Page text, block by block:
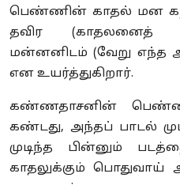
பெண்ணின் காதல் மன
தவிர (காதலனைத்
மன்னனிடம் (வேறு எந்த
என உயர்த்துகிறார்.
கண்ணதாசனின்
கண்டது, அந்தப் பாடல்
முடிந்த பின்னும்
காதலுக்கும் பொதுவாய்